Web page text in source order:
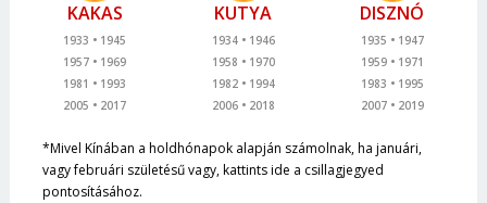
KAKAS
1933
1945
1957
1969
1981
1993
2005
2017
KUTYA
1934
1946
1958
1970
1982
1994
2006
2018
DISZNÓ
1935
1947
1959
1971
1983
1995
2007
2019
*Mivel Kínában a holdhónapok alapján számolnak, ha januári,
vagy februári születésű vagy, kattints ide a csillagjegyed
pontosításához.